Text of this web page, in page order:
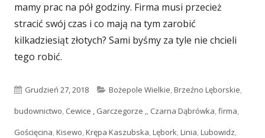
mamy prac na pół godziny. Firma musi przecież
stracić swój czas i co mają na tym zarobić
kilkadziesiąt złotych? Sami byśmy za tyle nie chcieli
tego robić.
Opublikowano
Grudzień 27, 2018 Kategorie
Bożepole Wielkie,Brzeźno Lęborskie,
budownictwo, Cewice , Garczegorze ,, Czarna Dąbrówka,firma,
Gościęcina,Kisewo,Krępa Kaszubska,Lębork,Linia,Lubowidz,